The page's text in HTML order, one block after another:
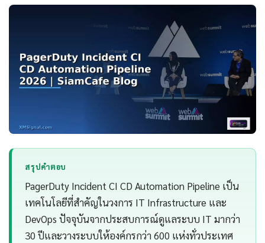
สรุปคำตอบ
PagerDuty Incident CI CD Automation Pipeline เป็น
เทคโนโลยีที่สำคัญในวงการ IT Infrastructure และ
DevOps ปัจจุบันจากประสบการณ์ดูแลระบบ IT มากว่า
30 ปีและวางระบบให้องค์กรกว่า 600 แห่งทั่วประเทศ